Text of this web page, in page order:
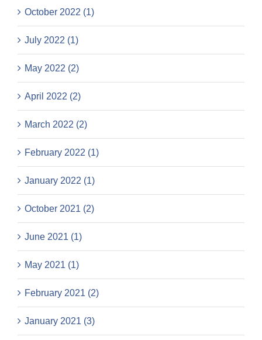
October 2022 (1)
July 2022 (1)
May 2022 (2)
April 2022 (2)
March 2022 (2)
February 2022 (1)
January 2022 (1)
October 2021 (2)
June 2021 (1)
May 2021 (1)
February 2021 (2)
January 2021 (3)